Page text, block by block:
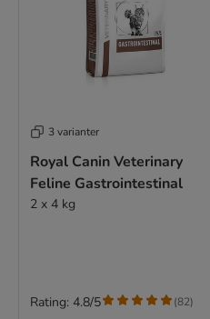
3 varianter
Royal Canin Veterinary
Feline Gastrointestinal
2 x 4 kg
Rating: 4.8/5 (82)